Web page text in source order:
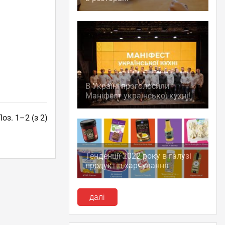
1–2 (з 2)
В Україні проголосили
Маніфест української кухні!
Тенденції 2022 року в галузі
продуктів харчування
далі